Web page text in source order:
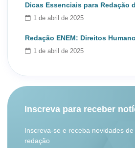
Dicas Essenciais para Redação
1 de abril de 2025
Redação ENEM: Direitos
1 de abril de 2025
Inscreva para receber
Inscreva-se e receba novidades
redação